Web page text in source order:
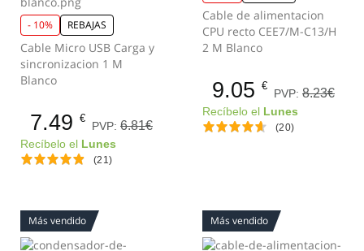
- 10% REBAJAS
Cable Micro USB Carga y
sincronizacion 1 M
Blanco
7.49 €
PVP: 6.81€
Recíbelo el Lunes
(21)
Cable de alimentacion
CPU recto CEE7/M-C13/H
2 M Blanco
9.05 €
PVP: 8.23€
Recíbelo el Lunes
(20)
Más vendido Más vendido